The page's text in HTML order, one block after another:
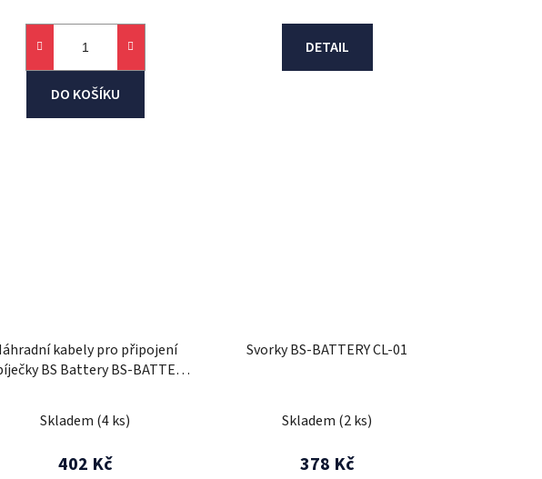
DO KOŠÍKU
DETAIL
kabely pro připojení
BS Battery BS-BATTERY
Skladem (4 ks)
402 Kč
Svorky BS-BATTERY CL-01
Skladem (2 ks)
378 Kč